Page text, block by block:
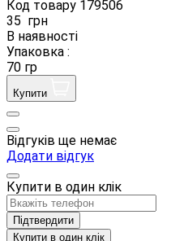
Код товару 179506
35 грн
В наявності
Упаковка :
70 гр
Купити
Відгуків ще немає
Додати відгук
Купити в один клік
Підтвердити
Купити в один клік